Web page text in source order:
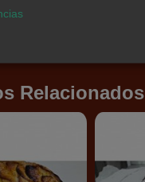
Relacionados